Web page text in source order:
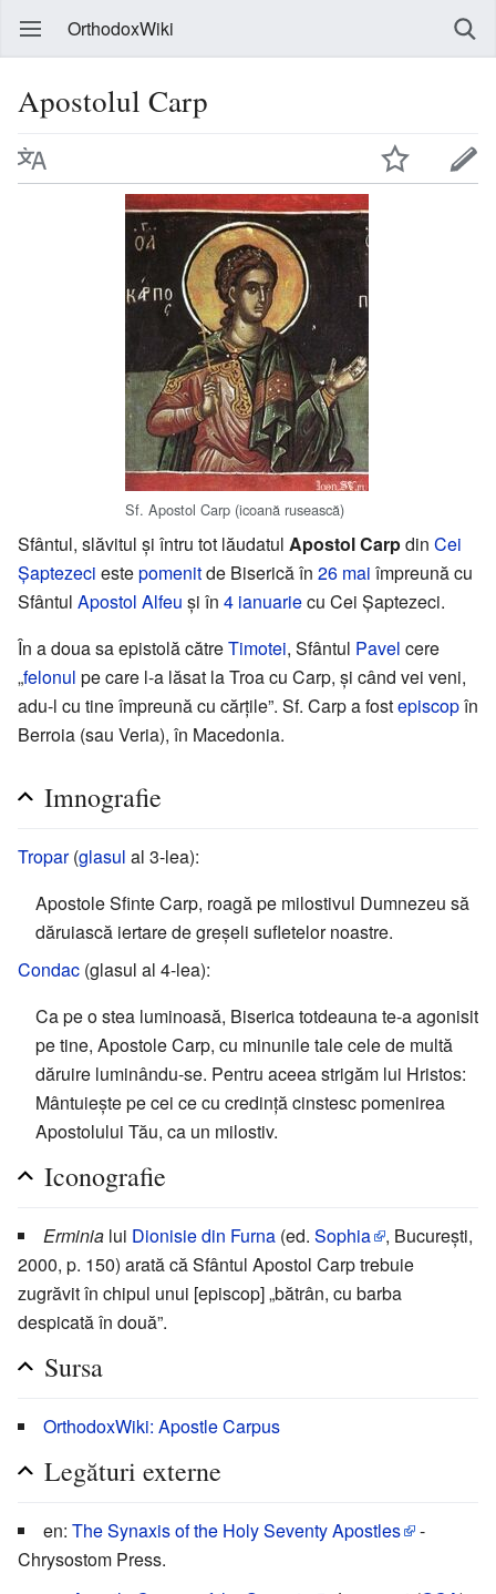
OrthodoxWiki
Apostolul Carp
Sf. Apostol Carp (icoană rusească)
Sfântul, slăvitul și întru tot lăudatul Apostol Carpdin Cei
Șaptezeci estepomenitde Biserică în 26 mai împreună cu
Sfântul Apostol Alfeu și în 4 ianuariecu Cei Șaptezeci.
În a doua sa epistolă cătreTimotei, Sfântul Pavel cere
„felonul pe care l-a lăsat la Troa cu Carp, și când vei veni,
adu-l cu tine împreună cu cărțile”. Sf. Carp a fostepiscopîn
Berroia (sau Veria), în Macedonia.
Imnografie
Tropar(glasul al 3-lea):
Apostole Sfinte Carp, roagă pe milostivul Dumnezeu să
dăruiască iertare de greșeli sufletelor noastre.
Condac (glasul al 4-lea):
Ca pe o stea luminoasă, Biserica totdeauna te-a agonisit
pe tine, Apostole Carp, cu minunile tale cele de multă
dăruire luminându-se. Pentru aceea strigăm lui Hristos:
Mântuiește pe cei ce cu credință cinstesc pomenirea
Apostolului Tău, ca un milostiv.
Iconografie
Erminia lui Dionisie din Furna (ed. Sophia
, București,
2000, p. 150) arată că Sfântul Apostol Carp trebuie
zugrăvit în chipul unui [episcop] „bătrân, cu barba
despicată în două”.
Sursa
OrthodoxWiki: Apostle Carpus
Legături externe
en: The Synaxis of the Holy Seventy Apostles
-
Chrysostom Press.